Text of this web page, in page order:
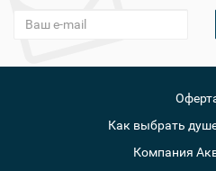
Как выбрать
Компания